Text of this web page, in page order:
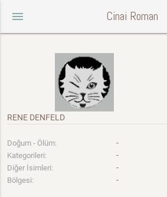
menu Cinai Roman
RENE DENFELD
Doğum - Ölüm: -
Kategorileri: -
Diğer İsimleri: -
Bölgesi: -